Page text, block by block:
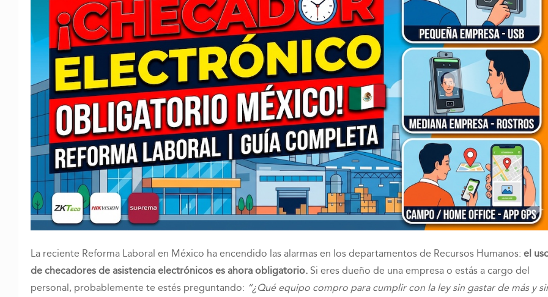
La reciente Reforma Laboral en México ha encendido las alarmas en los departamentos de Recursos Humanos: el
de checadores de asistencia electrónicos es ahora obligatorio. Si eres dueño de una empresa o estás a cargo del
personal, probablemente te estés preguntando: “¿Qué equipo compro para cumplir con la ley sin gastar de más y